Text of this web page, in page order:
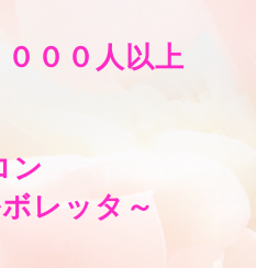
００人以上
ン
～ボル